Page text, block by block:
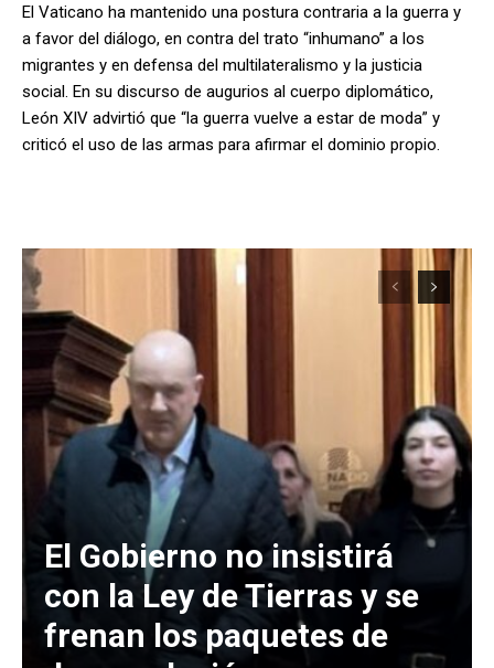
El Vaticano ha mantenido una postura contraria a la guerra y
a favor del diálogo, en contra del trato “inhumano” a los
migrantes y en defensa del multilateralismo y la justicia
social. En su discurso de augurios al cuerpo diplomático,
León XIV advirtió que “la guerra vuelve a estar de moda” y
criticó el uso de las armas para afirmar el dominio propio.
El Gobierno no insistirá
con la Ley de Tierras y se
frenan los paquetes de